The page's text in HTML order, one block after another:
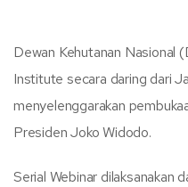
Dewan Kehutanan Nasional
Institute secara daring dari
menyelenggarakan
Presiden Joko Widodo.
Serial Webinar dilaksanakan